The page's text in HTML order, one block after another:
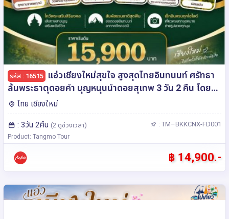
รหัส : 16515
แอ่วเชียงใหม่สุขใจ สูงสุดไทยอินทนนท์ ศรัทธา
ล้นพระธาตุดอยคำ บุญหนุนนำดอยสุเทพ 3 วัน 2 คืน โดย
สายการบินแอร์เอเชีย (FD)
ไทย เชียงใหม่
: 3วัน 2คืน (2 ดูช่วงเวลา) : TM–BKKCNX-FD001
Product: Tangmo Tour
฿ 14,900.-